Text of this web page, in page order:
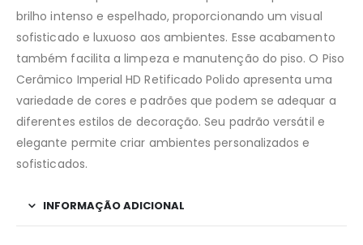
brilho intenso e espelhado, proporcionando um visual
sofisticado e luxuoso aos ambientes. Esse acabamento
também facilita a limpeza e manutenção do piso. O Piso
Cerâmico Imperial HD Retificado Polido apresenta uma
variedade de cores e padrões que podem se adequar a
diferentes estilos de decoração. Seu padrão versátil e
elegante permite criar ambientes personalizados e
sofisticados.
INFORMAÇÃO ADICIONAL